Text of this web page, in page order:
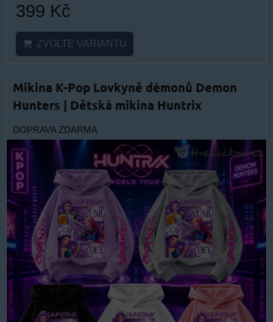
399 Kč
ZVOLTE VARIANTU
Mikina K-Pop Lovkyně démonů Demon
Hunters | Dětská mikina Huntrix
DOPRAVA ZDARMA